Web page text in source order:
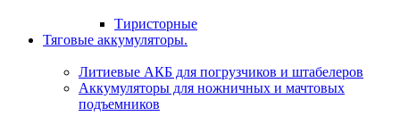
Тиристорные
Тяговые аккумуляторы.
Литиевые АКБ для погрузчиков и штабелеров
Аккумуляторы для ножничных и мачтовых
подъемников